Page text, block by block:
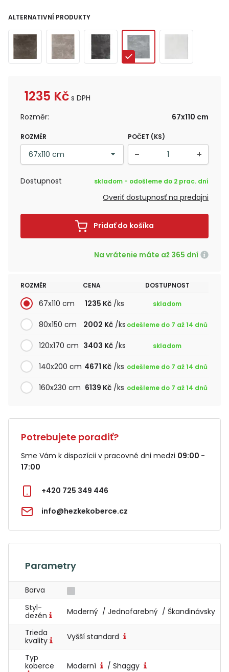
ALTERNATIVNÍ PRODUKTY
1235 Kč s DPH
Rozměr:
67x110 cm
ROZMĚR POČET (KS)
Dostupnost skladom - odošleme do 2 prac. dní
Overiť dostupnosť na predajni
Pridať do košíka
Na vrátenie máte až 365 dní
ROZMĚR CENA DOSTUPNOST
67x110 cm 1235 Kč/ks skladom
80x150 cm 2002 Kč/ks odešleme do 7 až 14 dnů
120x170 cm 3403 Kč/ks skladom
140x200 cm 4671 Kč /ks odešleme do 7 až 14 dnů
160x230 cm 6139 Kč/ks odešleme do 7 až 14 dnů
Potrebujete poradiť?
Sme Vám k dispozícii v pracovné dni medzi 09:00 -
17:00
+420 725 349 446
info@hezkekoberce.cz
Parametry
Barva
Styl-
dezén
Moderný / Jednofarebný / Škandinávsky
Trieda
kvality
Vyšší standard
Typ
koberce
Moderní / Shaggy